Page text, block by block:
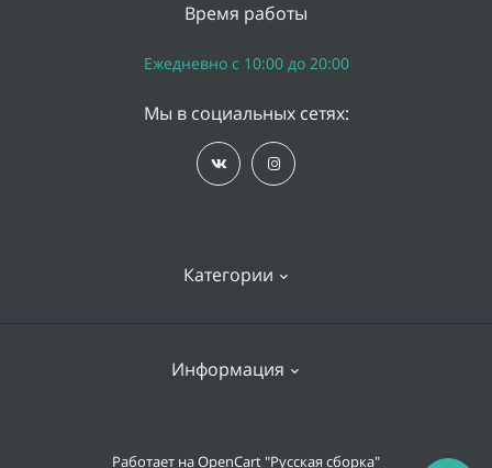
Категории
Информация
Доставка и оплата
Время работы
Ежедневно с 10:00 до 20:00
Мы в социальных сетях:
Работает наOpenCart "Русская сборка"